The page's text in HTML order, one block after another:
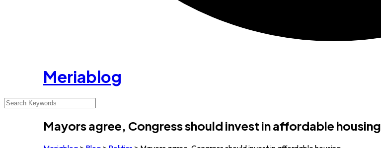
Meriablog
Mayors agree, Congress should invest in affordable housing